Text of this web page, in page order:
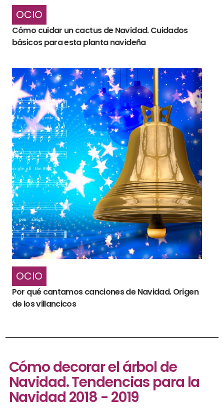
OCIO
Cómo cuidar un cactus de Navidad. Cuidados
básicos para esta planta navideña
OCIO
Por qué cantamos canciones de Navidad. Origen
de los villancicos
Cómo decorar el árbol de
Navidad. Tendencias para la
Navidad 2018 - 2019